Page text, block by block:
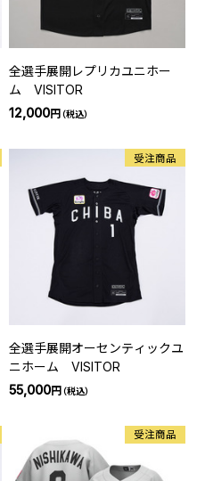
全選手展開レプリカユニホー
ム VISITOR
12,000円（税込）
受注商品
全選手展開オーセンティックユ
ニホーム VISITOR
55,000円（税込）
受注商品